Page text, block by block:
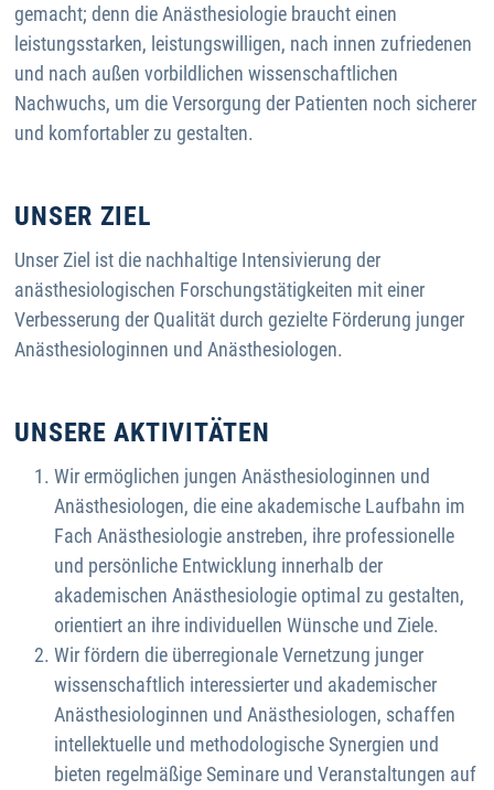
gemacht; denn die Anästhesiologie braucht einen
leistungsstarken, leistungswilligen, nach innen zufriedenen
und nach außen vorbildlichen wissenschaftlichen
Nachwuchs, um die Versorgung der Patienten noch sicherer
und komfortabler zu gestalten.
UNSER ZIEL
Unser Ziel ist die nachhaltige Intensivierung der
anästhesiologischen Forschungstätigkeiten mit einer
Verbesserung der Qualität durch gezielte Förderung junger
Anästhesiologinnen und Anästhesiologen.
UNSERE AKTIVITÄTEN
Wir ermöglichen jungen Anästhesiologinnen und
Anästhesiologen, die eine akademische Laufbahn im
Fach Anästhesiologie anstreben, ihre professionelle
und persönliche Entwicklung innerhalb der
akademischen Anästhesiologie optimal zu gestalten,
orientiert an ihre individuellen Wünsche und Ziele.
Wir fördern die überregionale Vernetzung junger
wissenschaftlich interessierter und akademischer
Anästhesiologinnen und Anästhesiologen, schaffen
intellektuelle und methodologische Synergien und
bieten regelmäßige Seminare und Veranstaltungen auf